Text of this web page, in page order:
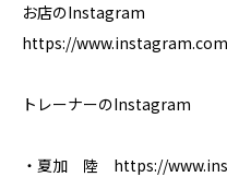
お店のInstagram
https://
トレーナーのInstagram
・夏加 陸 https://